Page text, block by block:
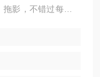
影，不错过每一个